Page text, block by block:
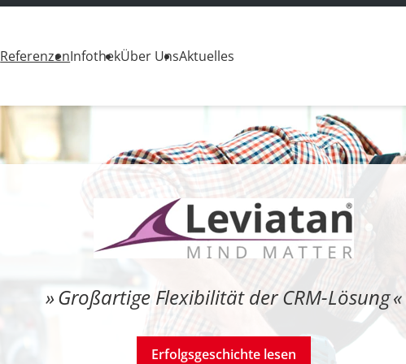
ReferenzenInfothekÜber UnsAktuelles
Großartige Flexibilität der CRM-Lösung
Erfolgsgeschichte lesen